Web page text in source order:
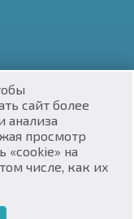
BG
сайт более
анализа
просмотр
«cookie» на
числе, как их